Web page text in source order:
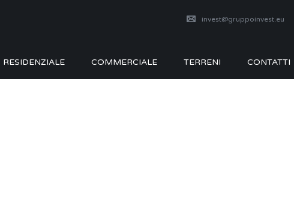
invest@gruppoinvest.eu
RESIDENZIALE COMMERCIALE TERRENI CONTATTI